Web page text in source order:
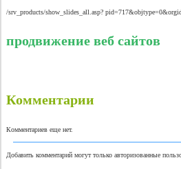
/srv_products/show_slides_all.asp?
продвижение веб сайтов
Комментарии
Комментариев еще нет.
Добавить комментарий могут только авторизованные